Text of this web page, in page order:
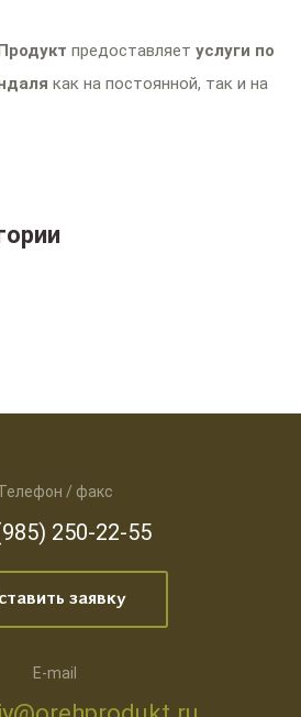
предоставляет услуги по
как на постоянной, так и на
/ факс
250-22-55
заявку
E-mail